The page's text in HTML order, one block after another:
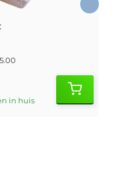
in huis